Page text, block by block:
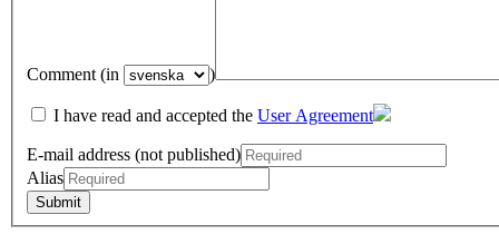
Comment (in )
I have read and accepted the User Agreement
E-mail address (not published)
Alias